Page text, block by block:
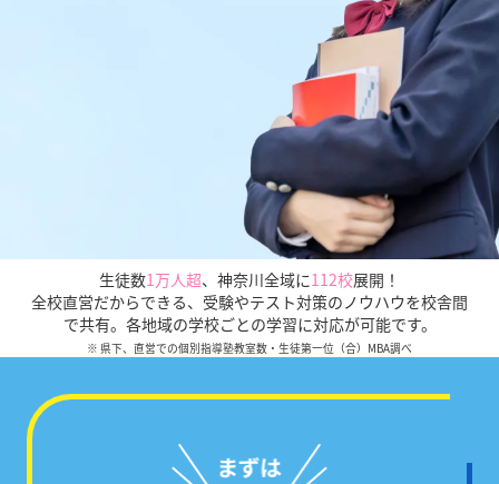
生徒数1万人超、 神奈川全域に112校展開！
全校直営だからできる、受験やテスト対策のノウハウを校舎間
で共有。各地域の学校ごとの学習に対応が可能です。
※ 県下、直営での個別指導塾教室数・生徒第一位（合）MBA調べ